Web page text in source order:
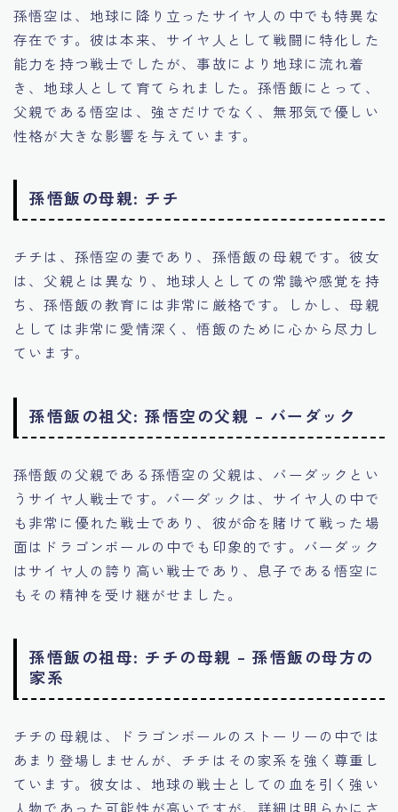
孫悟空は、地球に降り立ったサイヤ人の中でも特異な
存在です。彼は本来、サイヤ人として戦闘に特化した
能力を持つ戦士でしたが、事故により地球に流れ着
き、地球人として育てられました。孫悟飯にとって、
父親である悟空は、強さだけでなく、無邪気で優しい
性格が大きな影響を与えています。
孫悟飯の母親: チチ
チチは、孫悟空の妻であり、孫悟飯の母親です。彼女
は、父親とは異なり、地球人としての常識や感覚を持
ち、孫悟飯の教育には非常に厳格です。しかし、母親
としては非常に愛情深く、悟飯のために心から尽力し
ています。
孫悟飯の祖父: 孫悟空の父親 – バーダック
孫悟飯の父親である孫悟空の父親は、バーダックとい
うサイヤ人戦士です。バーダックは、サイヤ人の中で
も非常に優れた戦士であり、彼が命を賭けて戦った場
面はドラゴンボールの中でも印象的です。バーダック
はサイヤ人の誇り高い戦士であり、息子である悟空に
もその精神を受け継がせました。
孫悟飯の祖母: チチの母親 – 孫悟飯の母方の
家系
チチの母親は、ドラゴンボールのストーリーの中では
あまり登場しませんが、チチはその家系を強く尊重し
ています。彼女は、地球の戦士としての血を引く強い
人物であった可能性が高いですが、詳細は明らかにさ